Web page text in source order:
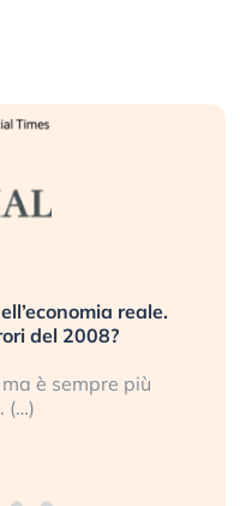
reale.
del 2008?
è sempre più
(…)